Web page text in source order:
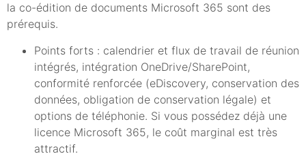
la co-édition de documents Microsoft 365 sont des
prérequis.
Points forts : calendrier et flux de travail de réunion
intégrés, intégration OneDrive/SharePoint,
conformité renforcée (eDiscovery, conservation des
données, obligation de conservation légale) et
options de téléphonie. Si vous possédez déjà une
licence Microsoft 365, le coût marginal est très
attractif.